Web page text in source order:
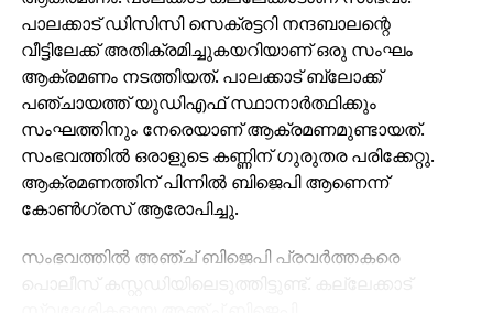
പാലക്കാട് ഡിസിസി സെക്രട്ടറി നന്ദബാലന്റെ
വീട്ടിലേക്ക് അതിക്രമിച്ചുകയറിയാണ് ഒരു സംഘം
ആക്രമണം നടത്തിയത്. പാലക്കാട് ബ്ലോക്ക്
പഞ്ചായത്ത് യുഡിഎഫ് സ്ഥാനാര്‍ത്ഥിക്കും
സംഘത്തിനും നേരെയാണ് ആക്രമണമുണ്ടായത്.
സംഭവത്തില്‍ ഒരാളുടെ കണ്ണിന് ഗുരുതര പരിക്കേറ്റു.
ആക്രമണത്തിന് പിന്നില്‍ ബിജെപി ആണെന്ന്
കോണ്‍ഗ്രസ് ആരോപിച്ചു.
സംഭവത്തില്‍ അഞ്ച് ബിജെപി പ്രവര്‍ത്തകരെ
പൊലീസ് കസ്റ്റഡിയിലെടുത്തിട്ടുണ്ട്. കല്ലേക്കാട്